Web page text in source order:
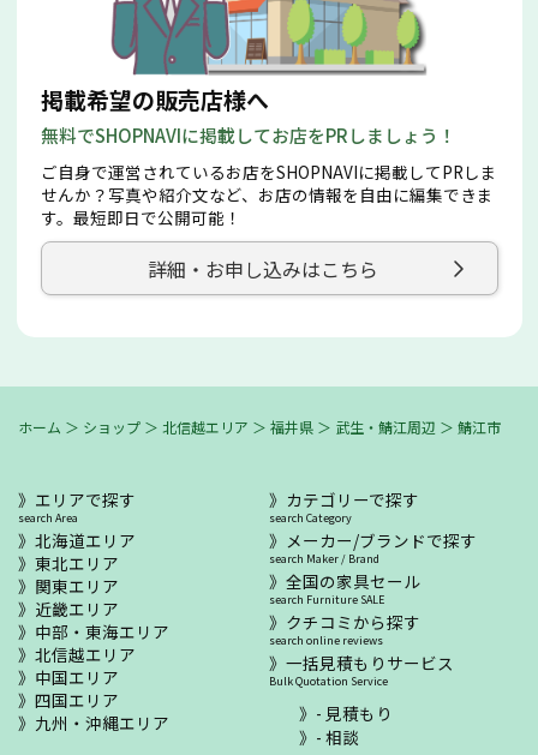
掲載希望の販売店様へ
無料でSHOPNAVIに掲載してお店をPRしましょう！
ご自身で運営されているお店をSHOPNAVIに掲載してPRしま
せんか？写真や紹介文など、お店の情報を自由に編集できま
す。最短即日で公開可能！
詳細・お申し込みはこちら
ホーム ＞ ショップ ＞ 北信越エリア ＞ 福井県 ＞ 武生・鯖江周辺 ＞ 鯖江市
エリアで探す
search Area
北海道エリア
東北エリア
関東エリア
近畿エリア
中部・東海エリア
北信越エリア
中国エリア
四国エリア
九州・沖縄エリア
カテゴリーで探す
search Category
メーカー/ブランドで探す
search Maker / Brand
全国の家具セール
search Furniture SALE
クチコミから探す
search online reviews
一括見積もりサービス
Bulk Quotation Service
- 見積もり
- 相談